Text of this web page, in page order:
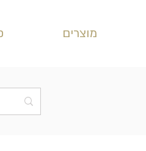
מוצרים